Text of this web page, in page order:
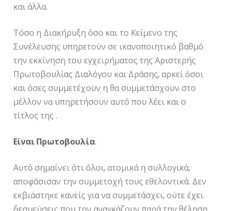
και άλλα.
Τόσο η Διακήρυξη όσο και το Κείμενο της
Συνέλευσης υπηρετούν σε ικανοποιητικό βαθμό
την εκκίνηση του εγχειρήματος της Αριστερής
Πρωτοβουλίας Διαλόγου και Δράσης, αρκεί όσοι
και όσες συμμετέχουν η θα συμμετάσχουν στο
μέλλον να υπηρετήσουν αυτό που λέει και ο
τίτλος της .
Είναι Πρωτοβουλία.
Αυτό σημαίνει ότι όλοι, ατομικά η συλλογικά,
αποφάσισαν την συμμετοχή τους εθελοντικά. Δεν
εκβιάστηκε κανείς για να συμμετάσχει, ούτε έχει